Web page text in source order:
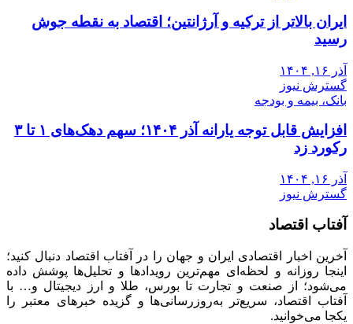
ایران بالاتر از ترکیه و آرژانتین؛ اقتصاد به نقطه جوش
رسید
آذر ۱۶, ۱۴۰۴
گسترش نیوز
بانک، بیمه و بودجه
افزایش قابل توجه یارانه آذر ۱۴۰۴؛ سهم دهک‌های ۱ تا ۳
رکورد زد
آذر ۱۶, ۱۴۰۴
گسترش نیوز
آفتاب اقتصاد
آخرین اخبار اقتصادی ایران و جهان را در آفتاب اقتصاد دنبال کنید؛
اینجا روزانه و لحظه‌ای مهم‌ترین رویدادها و تحلیل‌ها پوشش داده
می‌شود؛ از صنعت و تجارت تا بورس، طلا و ارز دیجیتال و… با
آفتاب اقتصاد، سریع‌تر به‌روزرسانی‌ها و گزیده خبرهای معتبر را
یکجا می‌خوانید.